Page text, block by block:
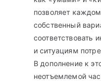
позволяет
собственный
соответствовать
и ситуациям
В дополнение к
неотъемлемой